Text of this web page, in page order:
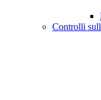
Controlli